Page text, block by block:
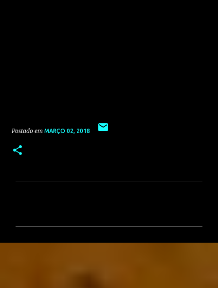
Postado em MARÇO 02, 2018